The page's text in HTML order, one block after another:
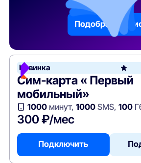
Подобрать
Новинка
Сим-карта « Первый
мобильный»
1000минут, 1000SMS, 100
300 ₽/мес
Подключить